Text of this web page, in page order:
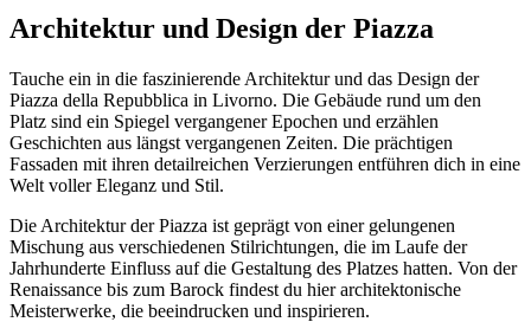
Architektur und Design der Piazza
Tauche ein in die faszinierende Architektur und das Design der
Piazza della Repubblica in Livorno. Die Gebäude rund um den
Platz sind ein Spiegel vergangener Epochen und erzählen
Geschichten aus längst vergangenen Zeiten. Die prächtigen
Fassaden mit ihren detailreichen Verzierungen entführen dich in eine
Welt voller Eleganz und Stil.
Die Architektur der Piazza ist geprägt von einer gelungenen
Mischung aus verschiedenen Stilrichtungen, die im Laufe der
Jahrhunderte Einfluss auf die Gestaltung des Platzes hatten. Von der
Renaissance bis zum Barock findest du hier architektonische
Meisterwerke, die beeindrucken und inspirieren.